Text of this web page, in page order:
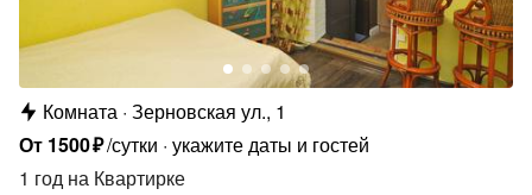
Комната Зерновская ул., 1
От 1500₽/сутки укажите даты и гостей
1 год на Квартирке